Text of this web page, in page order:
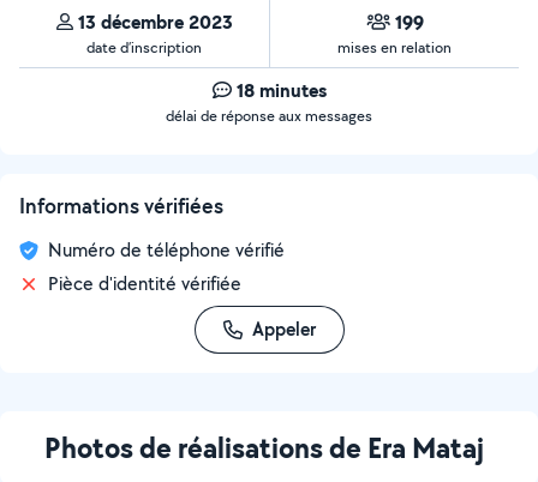
13 décembre 2023
date d’inscription
199
mises en relation
18 minutes
délai de réponse aux messages
Informations vérifiées
Numéro de téléphone vérifié
Pièce d'identité vérifiée
Appeler
Photos de réalisations de Era Mataj